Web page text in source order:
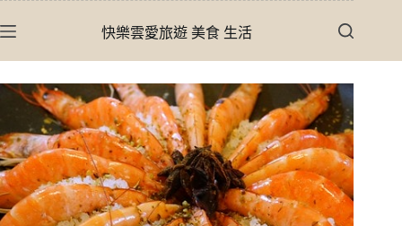
至
快樂雲愛旅遊 美食 生活